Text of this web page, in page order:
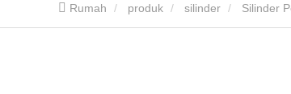
Rumah produk silinder Silinder